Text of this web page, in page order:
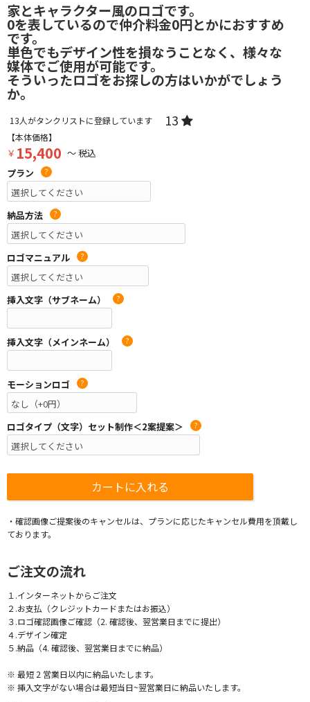
家とキャラクター風のロゴです。
0を表しているので仲介料金0円とかにおすすめ
です。
単色でもデザイン性を損なうことなく、様々な
媒体でご使用が可能です。
そういったロゴをお探しの方はいかがでしょう
か。
13人がタンクリストに登録しています 13
【本体価格】
￥ 15,400 ～ 税込
プラン
?
納品方法 ?
ロゴマニュアル ?
挿入文字（サブネーム） ?
挿入文字（メインネーム） ?
モーションロゴ ?
ロゴタイプ（文字）セット制作＜2案提案＞ ?
・確認画像ご提案後のキャンセルは、プランに応じたキャンセル費用を頂戴し
ております。
ご注文の流れ
１.インターネットからご注文
２.お支払（クレジットカードまたはお振込）
３.ロゴ確認画像ご確認（2. 確認後、翌営業日までに提出）
４.デザイン確定
５.納品（4. 確認後、翌営業日までに納品）
※ 最短 2 営業日以内に納品いたします。
※ 挿入文字がない場合は最短当日~翌営業日に納品いたします。